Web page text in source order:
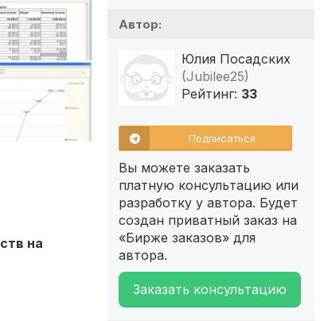
на
Автор:
Юлия Посадских
(Jubilee25)
Рейтинг: 33
Подписаться
Вы можете заказать
платную консультацию или
разработку у автора. Будет
создан приватный заказ на
«Бирже заказов» для
автора.
Заказать консультацию